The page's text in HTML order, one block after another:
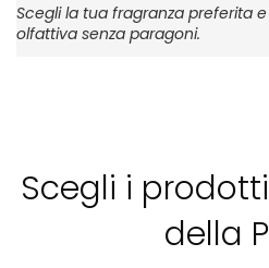
Scegli la tua fragranza preferita
olfattiva senza paragoni.
Scegli i
della